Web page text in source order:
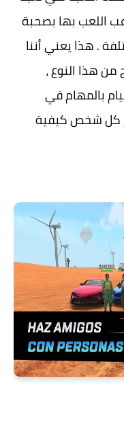
اللعب بها بصحبة
. هذا يعني أننا
هذا النوع ،
بالمهام في
كل شخص كيفية